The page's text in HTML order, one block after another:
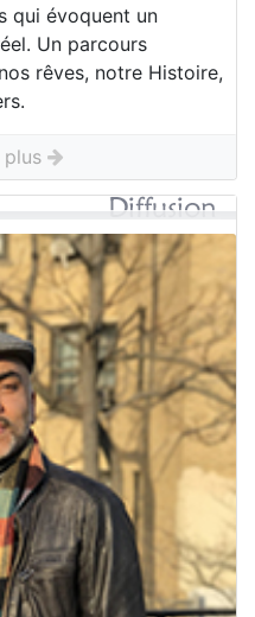
qui évoquent un
Un parcours
rêves, notre Histoire,
plus